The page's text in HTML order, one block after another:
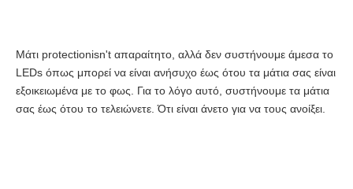
Μάτι protectionisn't απαραίτητο, αλλά δεν συστήνουμε άμεσα το
LEDs όπως μπορεί να είναι ανήσυχο έως ότου τα μάτια σας είναι
εξοικειωμένα με το φως. Για το λόγο αυτό, συστήνουμε τα μάτια
σας έως ότου το τελειώνετε. Ότι είναι άνετο για να τους ανοίξει.